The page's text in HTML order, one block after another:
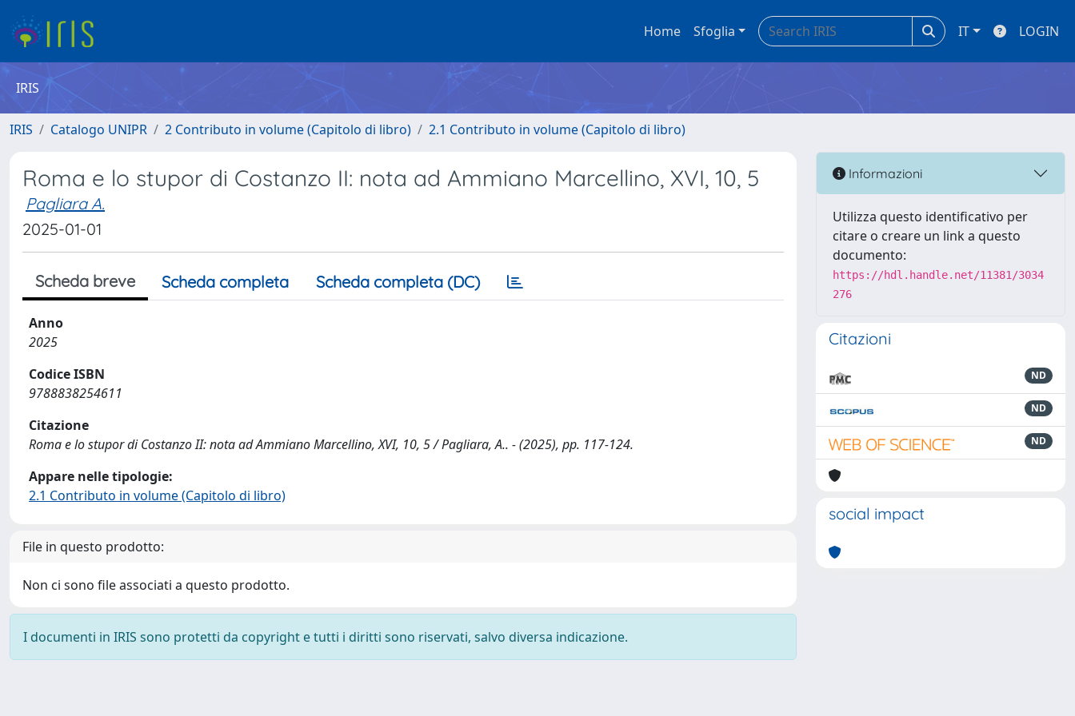
Home Sfoglia IT LOGIN
IRIS
IRIS Catalogo UNIPR 2 Contributo in volume (Capitolo di libro) 2.1 Contributo in volume (Capitolo di libro)
Roma e lo stupor di Costanzo II: nota ad Ammiano Marcellino, XVI, 10, 5
Pagliara A.
2025-01-01
Scheda breve Scheda completa Scheda completa (DC)
Anno
2025
Codice ISBN
9788838254611
Citazione
Roma e lo stupor di Costanzo II: nota ad Ammiano Marcellino, XVI, 10, 5 / Pagliara, A.. - (2025), pp. 117-124.
Appare nelle tipologie:
2.1 Contributo in volume (Capitolo di libro)
File in questo prodotto:
Non ci sono file associati a questo prodotto.
I documenti in IRIS sono protetti da copyright e tutti i diritti sono riservati, salvo diversa indicazione.
Informazioni
Utilizza questo identificativo per
citare o creare un link a questo
documento:
https://hdl.handle.net/11381/3034
276
Citazioni
ND
ND
ND
social impact